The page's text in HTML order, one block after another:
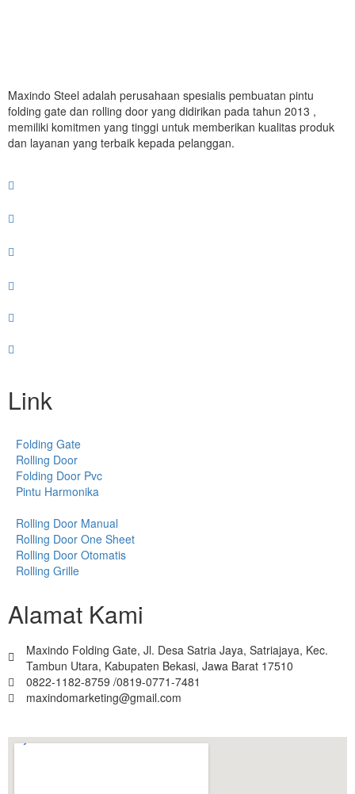
Maxindo Steel adalah perusahaan spesialis pembuatan pintu
folding gate dan rolling door yang didirikan pada tahun 2013 ,
memiliki komitmen yang tinggi untuk memberikan kualitas produk
dan layanan yang terbaik kepada pelanggan.
Link
Folding Gate
Rolling Door
Folding Door Pvc
Pintu Harmonika
Rolling Door Manual
Rolling Door One Sheet
Rolling Door Otomatis
Rolling Grille
Alamat Kami
Maxindo Folding Gate, Jl. Desa Satria Jaya, Satriajaya, Kec.
Tambun Utara, Kabupaten Bekasi, Jawa Barat 17510
0822-1182-8759 /0819-0771-7481
maxindomarketing@gmail.com